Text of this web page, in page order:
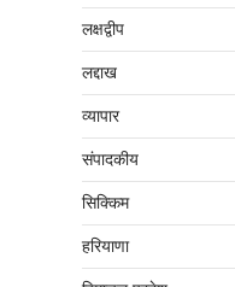
लक्षद्वीप
लद्दाख
व्यापार
संपादकीय
सिक्किम
हरियाणा